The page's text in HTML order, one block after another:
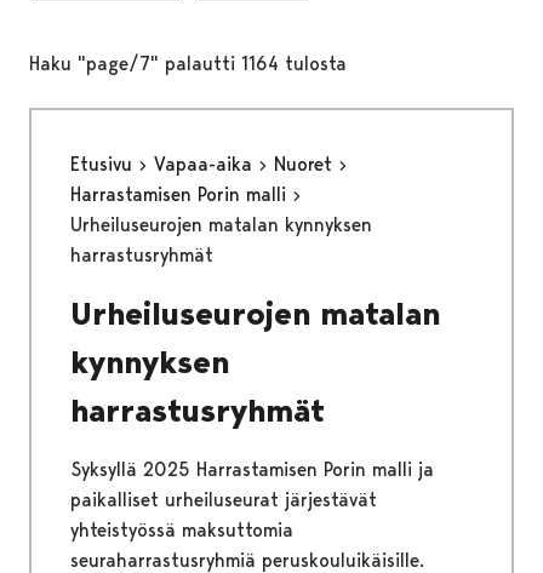
Haku "page/7" palautti 1164 tulosta
Etusivu Vapaa-aika
Nuoret
Harrastamisen Porin malli
Urheiluseurojen matalan kynnyksen
harrastusryhmät
Urheiluseurojen matalan
kynnyksen
harrastusryhmät
Syksyllä 2025 Harrastamisen Porin malli ja
paikalliset urheiluseurat järjestävät
yhteistyössä maksuttomia
seuraharrastusryhmiä peruskouluikäisille.